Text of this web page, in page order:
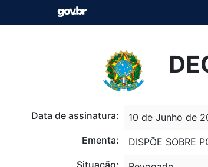
Data de assinatura:
10 de Junho de
Ementa:
DISPÕE SOBRE
Situação: